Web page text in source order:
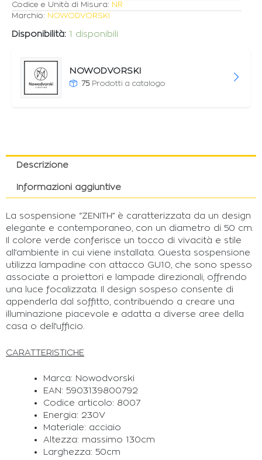
Codice e Unità di Misura: NR
Marchio: NOWODVORSKI
Disponibilità: 1 disponibili
NOWODVORSKI
75 Prodotti a catalogo
Descrizione
Informazioni aggiuntive
La sospensione “ZENITH” è caratterizzata da un design
elegante e contemporaneo, con un diametro di 50 cm.
Il colore verde conferisce un tocco di vivacità e stile
all’ambiente in cui viene installata. Questa sospensione
utilizza lampadine con attacco GU10, che sono spesso
associate a proiettori e lampade direzionali, offrendo
una luce focalizzata. Il design sospeso consente di
appenderla dal soffitto, contribuendo a creare una
illuminazione piacevole e adatta a diverse aree della
casa o dell’ufficio.
CARATTERISTICHE
Marca: Nowodvorski
EAN: 5903139800792
Codice articolo: 8007
Energia: 230V
Materiale: acciaio
Altezza: massimo 130cm
Larghezza: 50cm